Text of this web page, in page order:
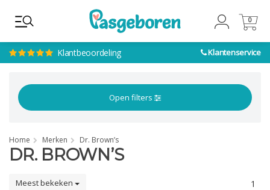
Klantbeoordeling Klantenservice
0
0
Open filters
Home Merken Dr. Brown’s
DR. BROWN’S
Meest bekeken 1